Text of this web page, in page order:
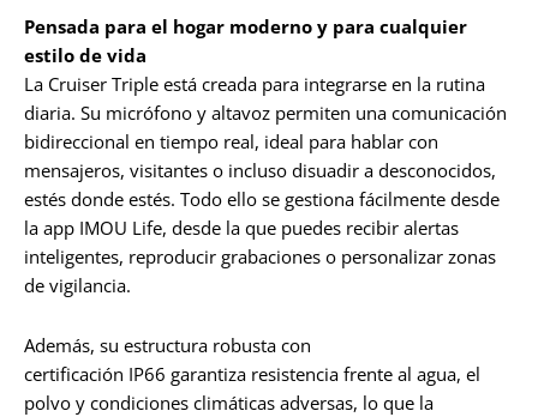
Pensada para el hogar moderno y para cualquier
estilo de vida
La Cruiser Triple está creada para integrarse en la rutina
diaria. Su micrófono y altavoz permiten una comunicación
bidireccional en tiempo real, ideal para hablar con
mensajeros, visitantes o incluso disuadir a desconocidos,
estés donde estés. Todo ello se gestiona fácilmente desde
la app IMOU Life, desde la que puedes recibir alertas
inteligentes, reproducir grabaciones o personalizar zonas
de vigilancia.
Además, su estructura robusta con
certificación IP66 garantiza resistencia frente al agua, el
polvo y condiciones climáticas adversas, lo que la